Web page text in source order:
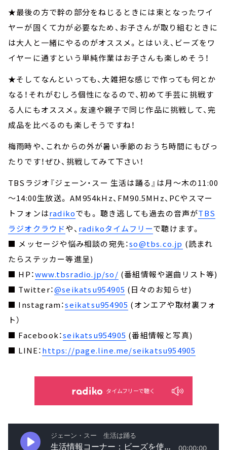
★最後の方で幹の部分をねじるときには束となったワイ
ヤーが固くて力が必要なため、お子さんが取り組むときに
は大人と一緒にやるのがオススメ。とはいえ、ビーズをワ
イヤーに通すという単純作業はお子さんも楽しめそう！
★そしてなんといっても、大雑把な感じで作っても何とか
なる！それがむしろ個性になるので、初めて手芸に挑戦す
る人にもオススメ。友達や親子で同じ作品に挑戦して、完
成品を比べるのも楽しそうですね！
梅雨時や、これからの外が暑い季節のおうち時間にもぴっ
たりです！ぜひ、挑戦してみて下さい！
TBSラジオ『ジェーン・スー 生活は踊る』は月～木の11:00
～14:00生放送。 AM954kHz、FM90.5MHz、PCやスマー
トフォンはradikoでも。 聴き逃しても過去の音声がTBS
ラジオクラウドや、 radikoタイムフリーで聴けます。
■ メッセージや悩み相談の宛先：so@tbs.co.jp (読まれ
たらステッカー等進呈)
■ HP：www.tbsradio.jp/so/ (番組情報や選曲リスト等)
■ Twitter：@seikatsu954905 (日々のお知らせ)
■ Instagram：seikatsu954905 (オンエアや取材裏フォ
ト）
■ Facebook：seikatsu954905 (番組情報と写真)
■ LINE：https://page.line.me/seikatsu954905
タイムフリーで聴く